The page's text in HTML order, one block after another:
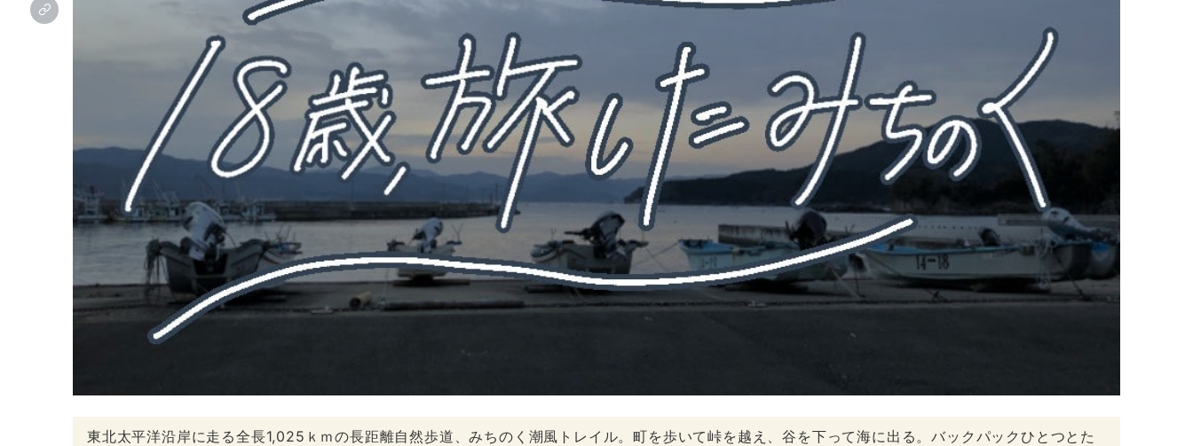
東北太平洋沿岸に走る全長1,025ｋｍの長距離自然歩道、みちのく潮風トレイル。町を歩いて峠を越え、谷を下って海に出る。バックパックひとつとた